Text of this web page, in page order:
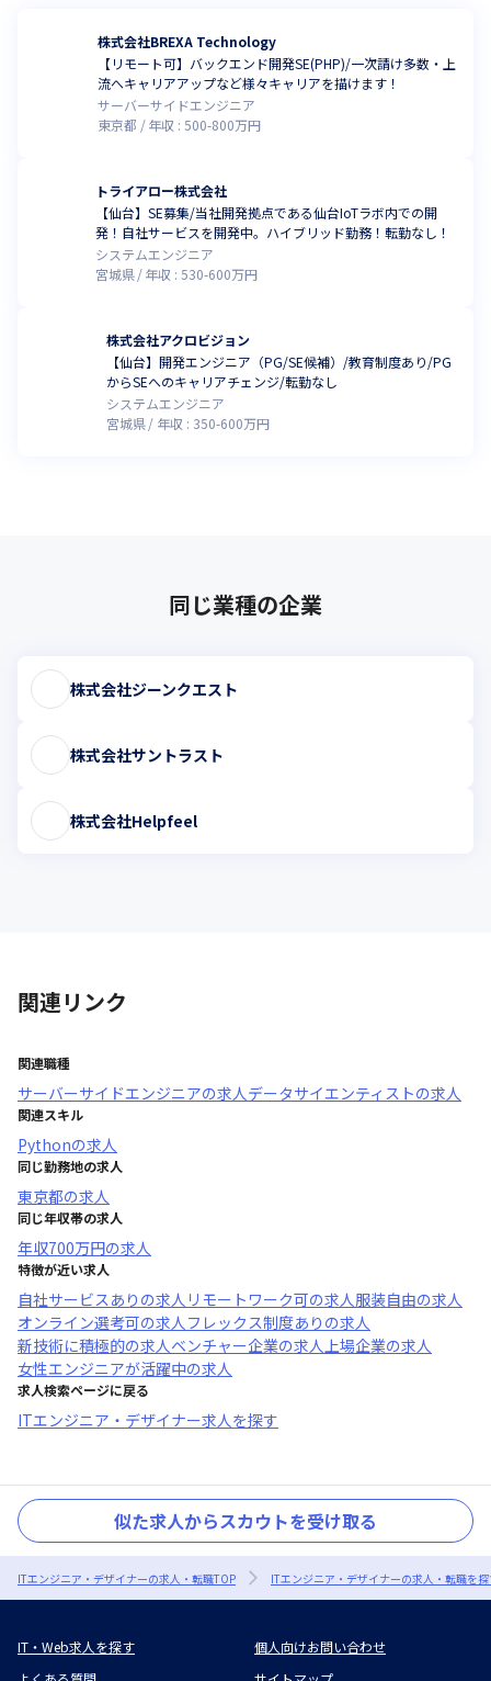
株式会社BREXA Technology
【リモート可】バックエンド開発SE(PHP)/一次請け多数・上
流へキャリアアップなど様々キャリアを描けます！
サーバーサイドエンジニア
東京都
年収 :500-800万円
トライアロー株式会社
【仙台】SE募集/当社開発拠点である仙台IoTラボ内での開
発！自社サービスを開発中。ハイブリッド勤務！転勤なし！
システムエンジニア
宮城県
年収 :530-600万円
株式会社アクロビジョン
【仙台】開発エンジニア（PG/SE候補）/教育制度あり/PG
からSEへのキャリアチェンジ/転勤なし
システムエンジニア
宮城県
年収 : 350-600万円
同じ業種の企業
株式会社ジーンクエスト
株式会社サントラスト
株式会社Helpfeel
関連リンク
関連職種
サーバーサイドエンジニアの求人データサイエンティストの求人
関連スキル
Pythonの求人
同じ勤務地の求人
東京都の求人
同じ年収帯の求人
年収700万円の求人
特徴が近い求人
自社サービスあり の求人 リモートワーク可の求人服装自由の求人
オンライン選考可の求人フレックス制度あり の求人
新技術に積極的の求人ベンチャー企業の求人上場企業の求人
女性エンジニアが活躍中の求人
求人検索ページに戻る
ITエンジニア・デザイナー求人を探す
似た求人からスカウトを受け取る
ITエンジニア・デザイナーの求人・転職TOP ITエンジニア・デザイナーの求人・転職を
IT・Web求人を探す
個人向けお問い合わせ